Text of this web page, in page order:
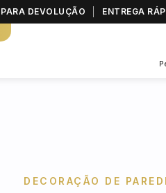
DEVOLUÇÃO ENTREGA
DECORAÇÃO DE